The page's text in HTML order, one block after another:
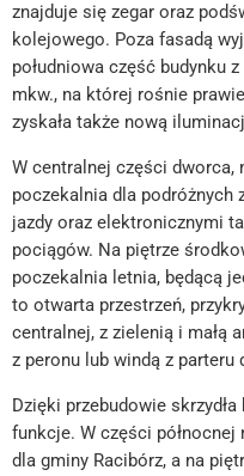
znajduje się zegar oraz
kolejowego. Poza fasadą
południowa część budynku
mkw., na której rośnie
zyskała także nową
W centralnej części dworca,
poczekalnia dla podróżnych
jazdy oraz elektronicznymi
pociągów. Na piętrze
poczekalnia letnia, będącą
to otwarta przestrzeń,
centralnej, z zielenią i małą
z peronu lub windą z parteru
Dzięki przebudowie
funkcje. W części północnej
dla gminy Racibórz, a na